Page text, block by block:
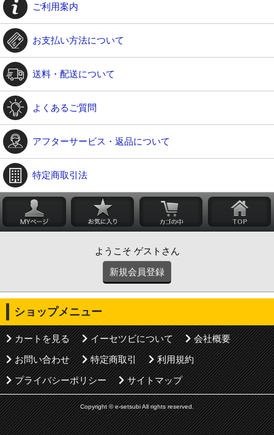
ご利用案内
お支払い方法について
送料・配送について
よくあるご質問
アフターサービス・返品について
特定商取引法
ようこそ ゲストさん
新規会員登録
ショップメニュー
カートを見る イーセツビについて
会社概要
お問い合わせ
特定商取引
利用規約
プライバシーポリシー
サイトマップ
Copyright © e-setsubi All rights reserved.